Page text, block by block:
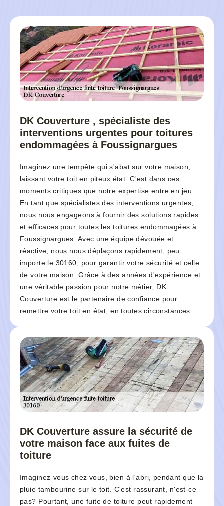
DK Couverture , spécialiste des
interventions urgentes pour toitures
endommagées à Foussignargues
Imaginez une tempête qui s'abat sur votre maison,
laissant votre toit en piteux état. C'est dans ces
moments critiques que notre expertise entre en jeu.
En tant que spécialistes des interventions urgentes,
nous nous engageons à fournir des solutions rapides
et efficaces pour toutes les toitures endommagées à
Foussignargues. Avec une équipe dévouée et
réactive, nous nous déplaçons rapidement, peu
importe le 30160, pour garantir votre sécurité et celle
de votre maison. Grâce à des années d'expérience et
une véritable passion pour notre métier, DK
Couverture est le partenaire de confiance pour
remettre votre toit en état, en toutes circonstances.
DK Couverture assure la sécurité de
votre maison face aux fuites de
toiture
Imaginez-vous chez vous, bien à l'abri, pendant que la
pluie tambourine sur le toit. C'est rassurant, n'est-ce
pas? Pourtant, une fuite de toiture peut rapidement